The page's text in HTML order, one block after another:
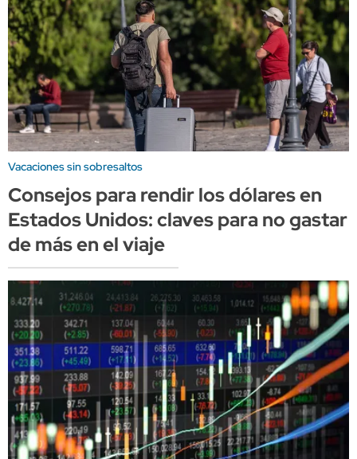
Vacaciones sin sobresaltos
Consejos para rendir los dólares en
Estados Unidos: claves para no gastar
de más en el viaje